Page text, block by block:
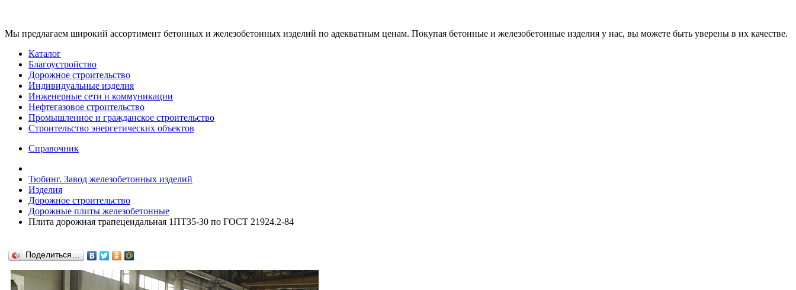
Мы предлагаем широкий ассортимент бетонных и железобетонных изделий по адекватным ценам. Покупая бетонные и железобетонные изделия у нас, вы можете быть уверены в их качестве.
Каталог
Благоустройство
Дорожное строительство
Индивидуальные изделия
Инженерные сети и коммуникации
Нефтегазовое строительство
Промышленное и гражданское строительство
Строительство энергетических объектов
Справочник
Тюбинг. Завод железобетонных изделий
Изделия
Дорожное строительство
Дорожные плиты железобетонные
Плита дорожная трапецеидальная 1ПТ35-30 по ГОСТ 21924.2-84
Поделиться…